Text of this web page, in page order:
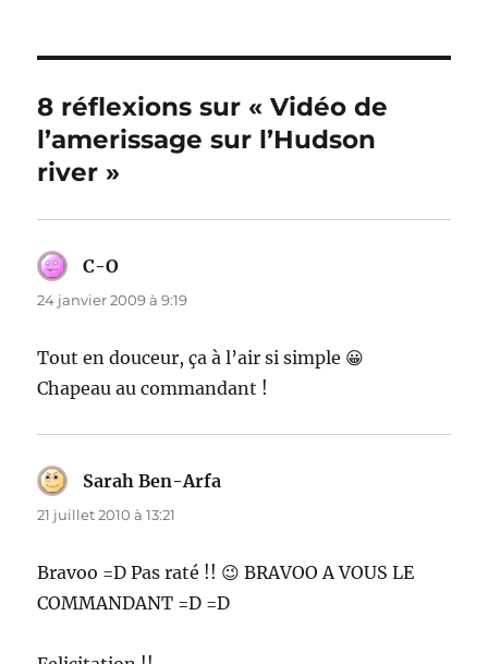
8 réflexions sur « Vidéo de
l’amerissage sur l’Hudson
river »
C-O
24 janvier 2009 à 9:19
Tout en douceur, ça à l’air si simple 😀
Chapeau au commandant !
Sarah Ben-Arfa
21 juillet 2010 à 13:21
Bravoo =D Pas raté !! 😉 BRAVOO A VOUS LE
COMMANDANT =D =D